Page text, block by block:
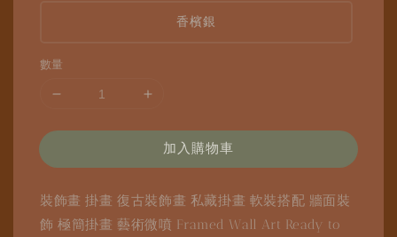
香檳銀
數量
加入購物車
裝飾畫掛畫復古裝飾畫 私藏掛畫 軟裝搭配 牆面裝
飾極簡掛畫藝術微噴 Framed Wall Art Ready to